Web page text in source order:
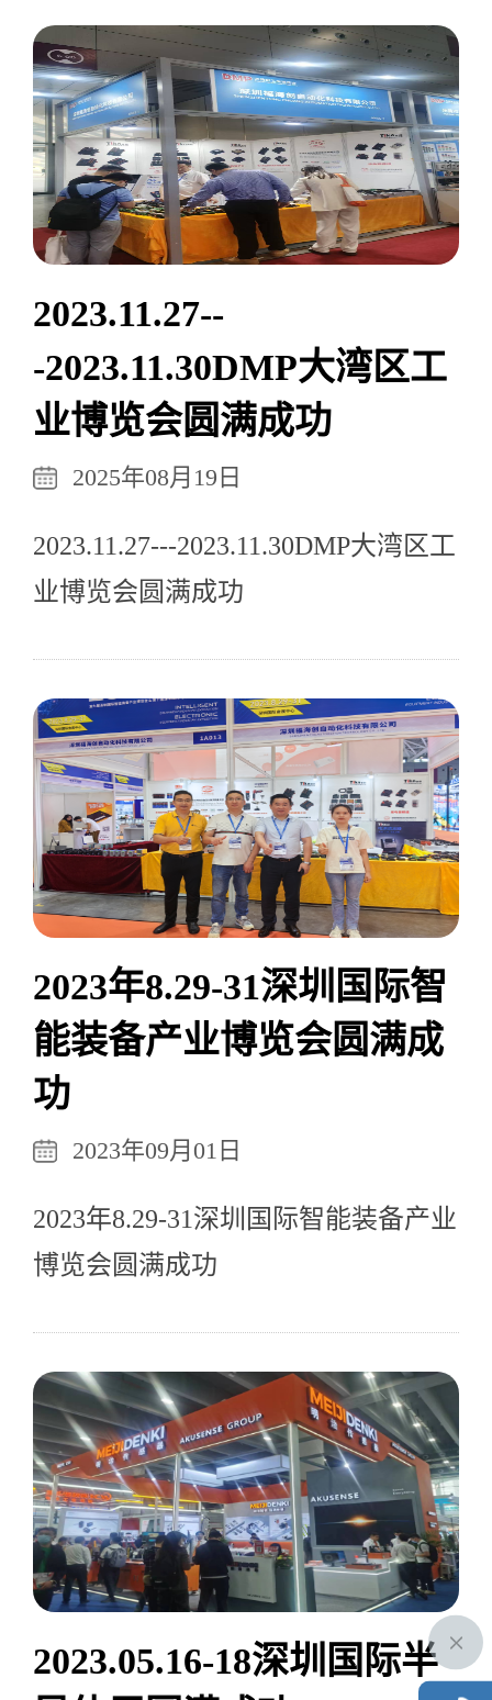
2023.11.27--
-2023.11.30DMP大湾区工
业博览会圆满成功
2025年08月19日
2023.11.27---2023.11.30DMP大湾区工
业博览会圆满成功
2023年8.29-31深圳国际智
能装备产业博览会圆满成
功
2023年09月01日
2023年8.29-31深圳国际智能装备产业
博览会圆满成功
2023.05.16-18深圳国际半